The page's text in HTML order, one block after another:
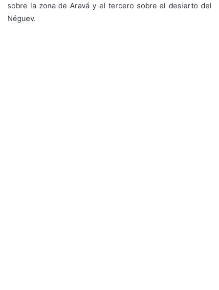
sobre la zona de Aravá y el tercero sobre el desierto del
Néguev.